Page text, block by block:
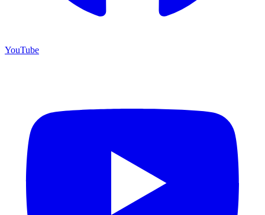
YouTube